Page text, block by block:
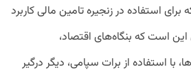
استفاده در زنجیره تامین مالی کاربرد
است که بنگاه‌های اقتصاد،
با استفاده از برات سپامی، دیگر درگیر